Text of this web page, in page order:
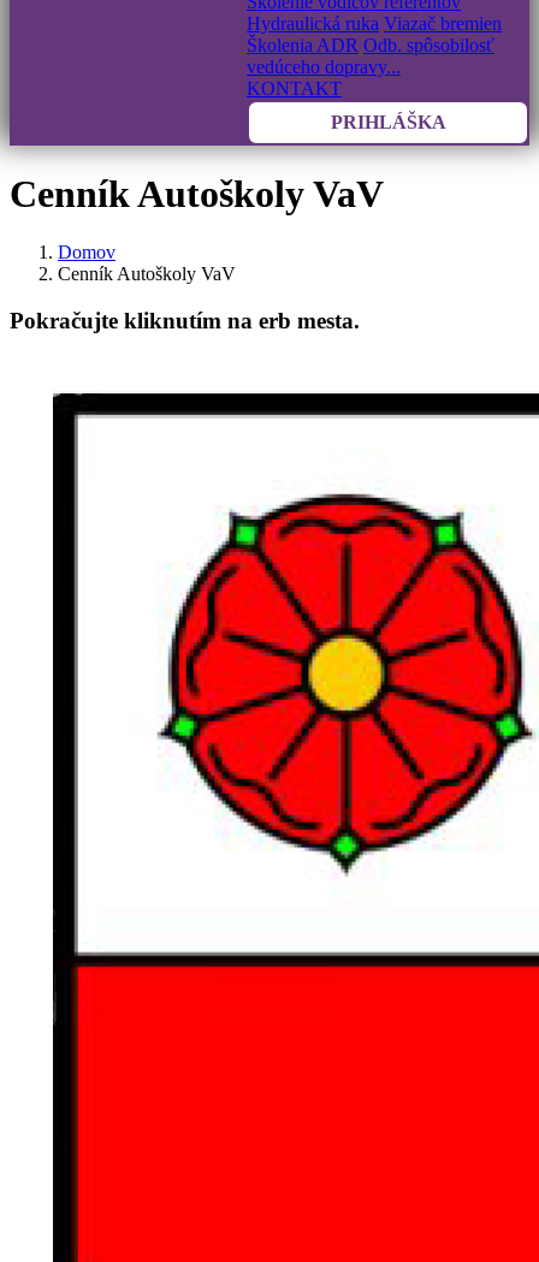
Hydraulická ruka Viazač bremien
Školenia ADR Odb. spôsobilosť
vedúceho dopravy...
KONTAKT
PRIHLÁŠKA
Cenník Autoškoly VaV
Domov
Cenník Autoškoly VaV
Pokračujte kliknutím na erb mesta.